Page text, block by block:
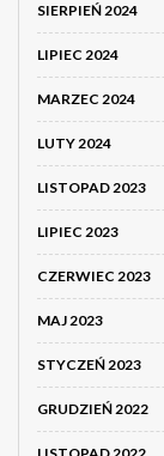
SIERPIEŃ 2024
LIPIEC 2024
MARZEC 2024
LUTY 2024
LISTOPAD 2023
LIPIEC 2023
CZERWIEC 2023
MAJ 2023
STYCZEŃ 2023
GRUDZIEŃ 2022